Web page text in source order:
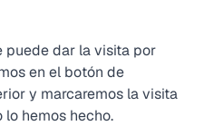
puede dar la visita por
en el botón de
y marcaremos la visita
lo hemos hecho.